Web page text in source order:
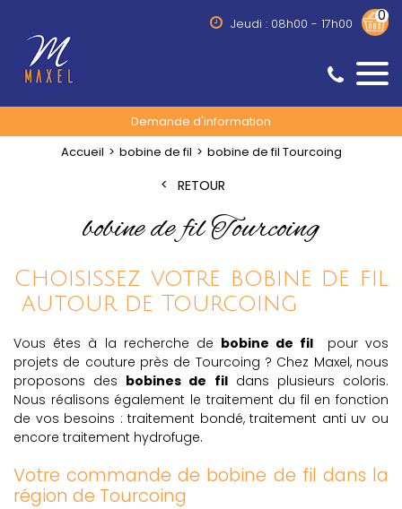
Jeudi : 08h00 - 17h00 0
Demande d'information
Accueil
bobine de fil bobine de fil Tourcoing
RETOUR
bobine de fil Tourcoing
Choisissez votre bobine de fil
autour de Tourcoing
Vous êtes à la recherche de bobine de fil
pour vos
projets de couture près de Tourcoing ? Chez Maxel, nous
proposons des bobines de fildans plusieurs coloris.
Nous réalisons également le traitement du fil en fonction
de vos besoins : traitement bondé, traitement anti uv ou
encore traitement hydrofuge.
Votre commande de bobine de fil dans la
région de Tourcoing